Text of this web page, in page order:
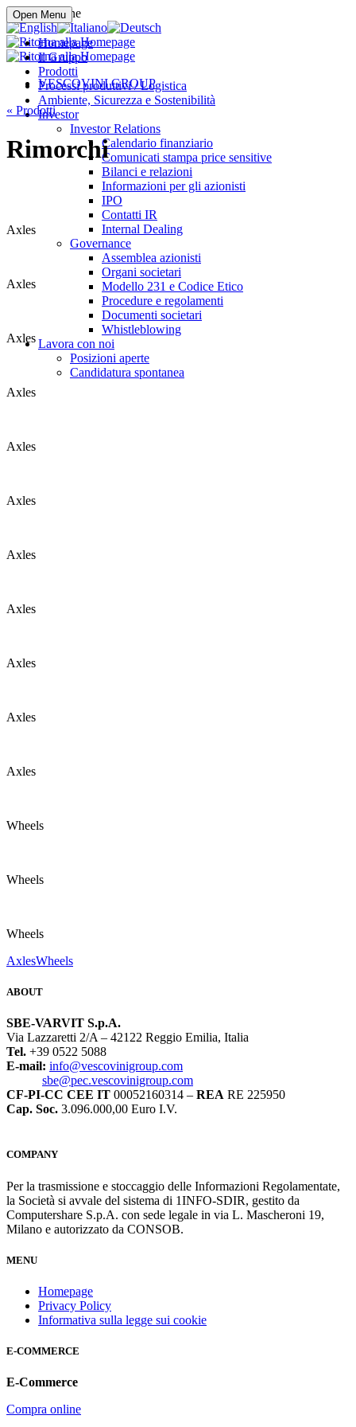
Open Menu
Homepage
Il Gruppo
Prodotti
Processi produttivi / Logistica
Ambiente, Sicurezza e Sostenibilità
Investor
Investor Relations
Calendario finanziario
Comunicati stampa price sensitive
Bilanci e relazioni
Informazioni per gli azionisti
IPO
Contatti IR
Internal Dealing
Governance
Assemblea azionisti
Organi societari
Modello 231 e Codice Etico
Procedure e regolamenti
Documenti societari
Whistleblowing
Lavora con noi
Posizioni aperte
Candidatura spontanea
Compra online
VESCOVINI GROUP
« Prodotti
Rimorchi
Axles
Axles
Axles
Axles
Axles
Axles
Axles
Axles
Axles
Axles
Axles
Wheels
Wheels
Wheels
AxlesWheels
ABOUT
SBE-VARVIT S.p.A.
Via Lazzaretti 2/A – 42122 Reggio Emilia, Italia
Tel. +39 0522 5088
E-mail: info@vescovinigroup.com
sbe@pec.vescovinigroup.com
CF-PI-CC CEE IT 00052160314 – REA RE 225950
Cap. Soc. 3.096.000,00 Euro I.V.
COMPANY
Per la trasmissione e stoccaggio delle Informazioni Regolamentate,
la Società si avvale del sistema di 1INFO-SDIR, gestito da
Computershare S.p.A. con sede legale in via L. Mascheroni 19,
Milano e autorizzato da CONSOB.
MENU
Homepage
Privacy Policy
Informativa sulla legge sui cookie
E-COMMERCE
E-Commerce
Compra online